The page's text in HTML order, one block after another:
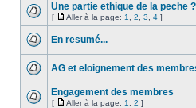
Une partie ethique de la peche
[ Aller à la page: 1 2 3 4 ]
En resumé...
AG et eloignement des
Engagement des membres
[ Aller à la page: 1 2 ]